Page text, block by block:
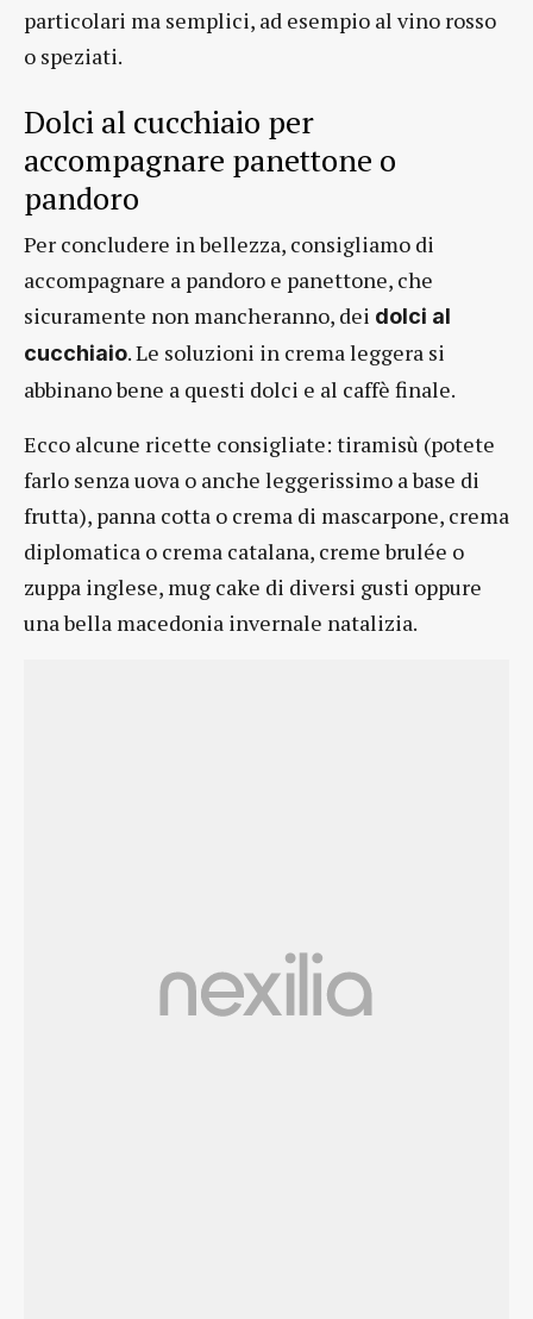
particolari ma semplici, ad esempio al vino rosso
o speziati.
Dolci al cucchiaio per
accompagnare panettone o
pandoro
Per concludere in bellezza, consigliamo di
accompagnare a pandoro e panettone, che
sicuramente non mancheranno, dei dolci al
cucchiaio. Le soluzioni in crema leggera si
abbinano bene a questi dolci e al caffè finale.
Ecco alcune ricette consigliate: tiramisù (potete
farlo senza uova o anche leggerissimo a base di
frutta), panna cotta o crema di mascarpone, crema
diplomatica o crema catalana, creme brulée o
zuppa inglese, mug cake di diversi gusti oppure
una bella macedonia invernale natalizia.